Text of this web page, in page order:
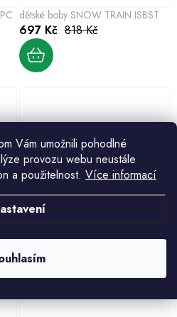
Vám umožnili pohodlné
provozu webu neustále
a použitelnost. Více informací
dětské boby SNOW TRAIN ISBST
697 Kč 818 Kč
Prosperplast IKUL1-1788C Výrobník
41 Kč 54 Kč